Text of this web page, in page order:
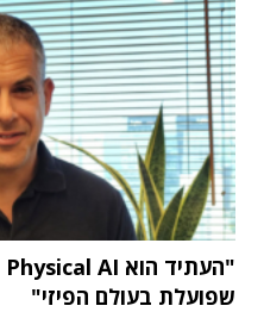
שפועלת בעולם הפיזי"